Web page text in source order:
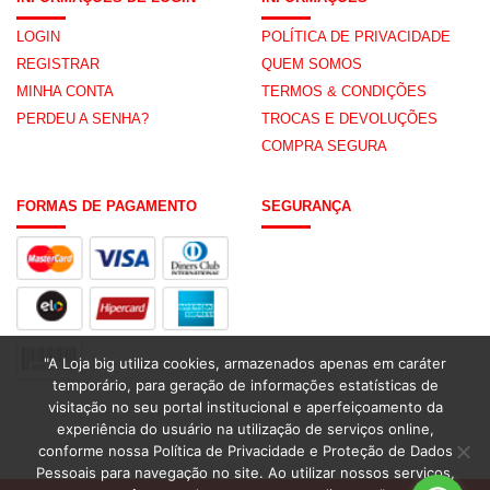
LOGIN
REGISTRAR
MINHA CONTA
PERDEU A SENHA?
POLÍTICA DE PRIVACIDADE
QUEM SOMOS
TERMOS & CONDIÇÕES
TROCAS E DEVOLUÇÕES
COMPRA SEGURA
FORMAS DE PAGAMENTO SEGURANÇA
"A Loja big utiliza cookies, armazenados apenas em caráter
temporário, para geração de informações estatísticas de
visitação no seu portal institucional e aperfeiçoamento da
experiência do usuário na utilização de serviços online,
conforme nossa Política de Privacidade e Proteção de Dados
Pessoais para navegação no site. Ao utilizar nossos serviços,